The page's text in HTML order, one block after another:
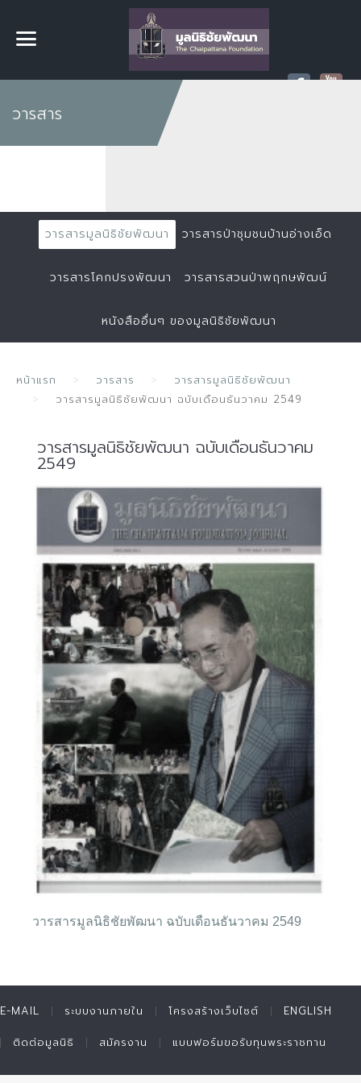
วารสาร
วารสารมูลนิธิชัยพัฒนา วารสารป่าชุมชนบ้านอ่างเอ็ด
วารสารโคกปรงพัฒนา วารสารสวนป่าพฤกษพัฒน์
หนังสืออื่นๆ ของมูลนิธิชัยพัฒนา
หน้าแรก วารสาร
วารสารมูลนิธิชัยพัฒนา
วารสารมูลนิธิชัยพัฒนา ฉบับเดือนธันวาคม 2549
วารสารมูลนิธิชัยพัฒนา ฉบับเดือนธันวาคม
2549
วารสารมูลนิธิชัยพัฒนา ฉบับเดือนธันวาคม 2549
E-MAIL ระบบงานภายใน โครงสร้างเว็บไซต์ ENGLISH
ติดต่อมูลนิธิ สมัครงาน แบบฟอร์มขอรับทุนพระราชทาน